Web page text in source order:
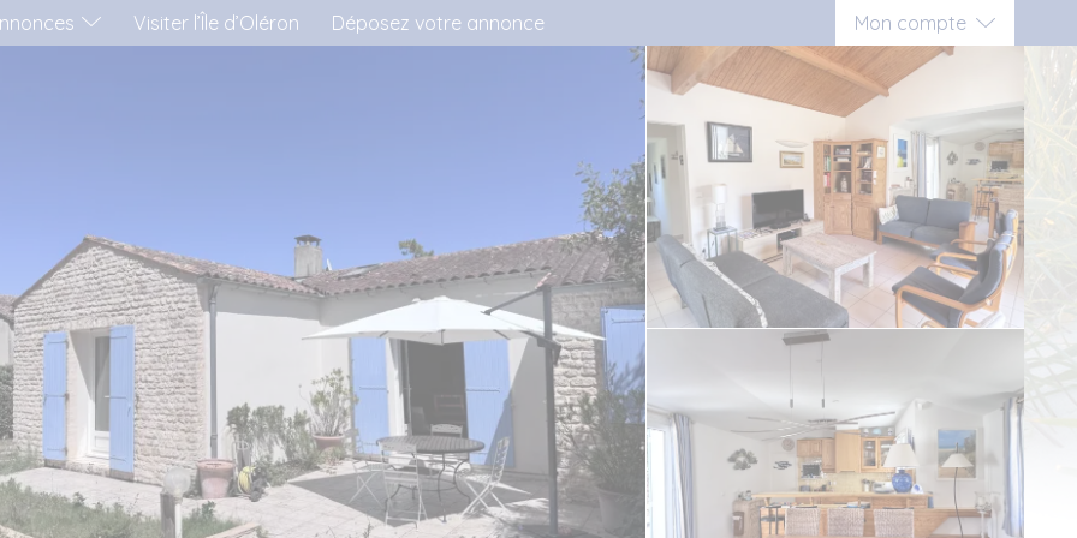
APPARTEMENT
MOBIL-HOME
Visiter l’Île d’Oléron Déposez votre annonce Mon compte
Connexion
Inscription vacancier
Inscription propriétaire